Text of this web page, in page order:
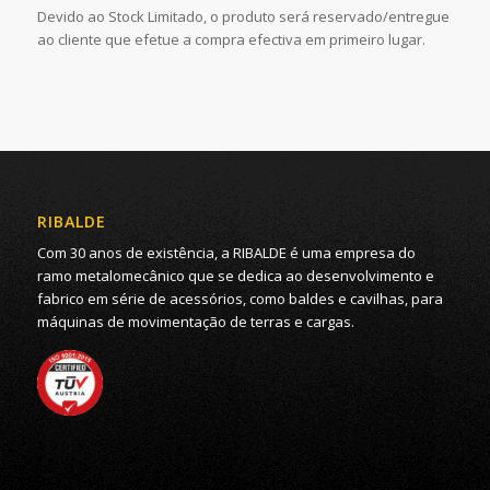
Devido ao Stock Limitado, o produto será reservado/entregue
ao cliente que efetue a compra efectiva em primeiro lugar.
RIBALDE
Com 30 anos de existência, a RIBALDE é uma empresa do
ramo metalomecânico que se dedica ao desenvolvimento e
fabrico em série de acessórios, como baldes e cavilhas, para
máquinas de movimentação de terras e cargas.